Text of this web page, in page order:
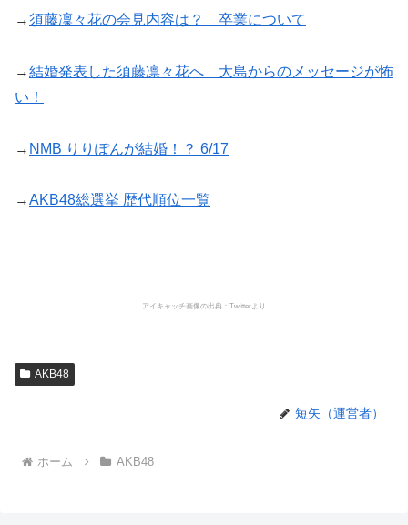
→須藤凜々花の会見内容は？ 卒業について
→結婚発表した須藤凛々花へ 大島からのメッセージが怖
い！
→ NMB りりぽんが結婚！？ 6/17
→AKB48総選挙 歴代順位一覧
アイキャッチ画像の出典：Twitterより
AKB48
短矢（運営者）
ホーム AKB48